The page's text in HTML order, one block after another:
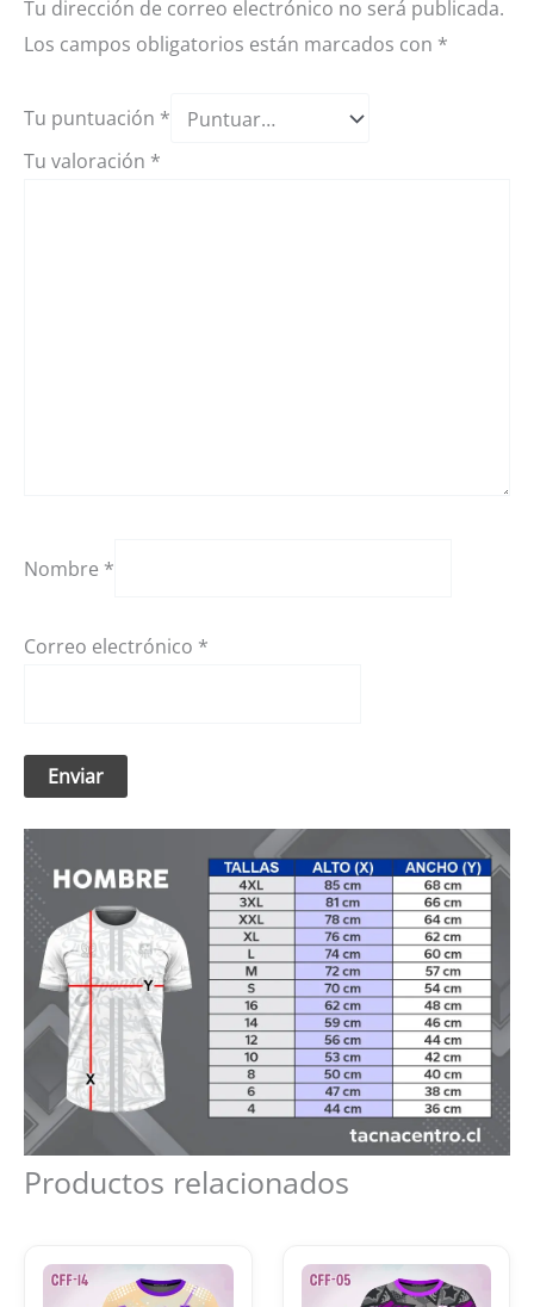
Tu dirección de correo electrónico no será publicada.
Los campos obligatorios están marcados con *
Tu puntuación *
Tu valoración *
Nombre *
Correo electrónico *
Productos relacionados